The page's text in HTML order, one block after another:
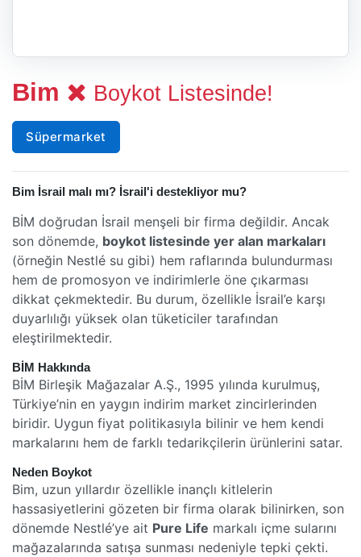
Bim Boykot Listesinde!
Süpermarket
Bim İsrail malı mı? İsrail'i destekliyor mu?
BİM doğrudan İsrail menşeli bir firma değildir. Ancak
son dönemde, boykot listesinde yer alan markaları
(örneğin Nestlé su gibi) hem raflarında bulundurması
hem de promosyon ve indirimlerle öne çıkarması
dikkat çekmektedir. Bu durum, özellikle İsrail’e karşı
duyarlılığı yüksek olan tüketiciler tarafından
eleştirilmektedir.
BİM Hakkında
BİM Birleşik Mağazalar A.Ş., 1995 yılında kurulmuş,
Türkiye’nin en yaygın indirim market zincirlerinden
biridir. Uygun fiyat politikasıyla bilinir ve hem kendi
markalarını hem de farklı tedarikçilerin ürünlerini satar.
Neden Boykot
Bim, uzun yıllardır özellikle inançlı kitlelerin
hassasiyetlerini gözeten bir firma olarak bilinirken, son
dönemde Nestlé’ye ait Pure Life markalı içme sularını
mağazalarında satışa sunması nedeniyle tepki çekti.